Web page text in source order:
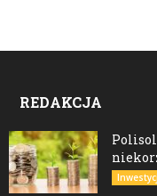
REDAKCJA